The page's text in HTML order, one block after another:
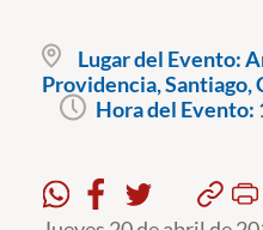
Admisión
Pregrado
Formación Continua
Lugar del Evento:
Providencia, Santiago,
Hora del Evento: